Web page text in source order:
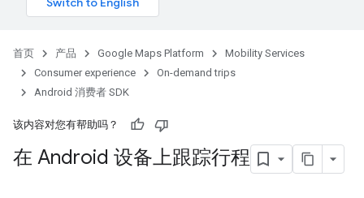
首页 产品 Google Maps Platform
Mobility Services
Consumer experience
On-demand trips
Android 消费者 SDK
该内容对您有帮助吗？
在 Android 设备上跟踪行程